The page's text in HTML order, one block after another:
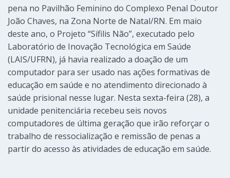
pena no Pavilhão Feminino do Complexo Penal Doutor
João Chaves, na Zona Norte de Natal/RN. Em maio
deste ano, o Projeto “Sífilis Não”, executado pelo
Laboratório de Inovação Tecnológica em Saúde
(LAIS/UFRN), já havia realizado a doação de um
computador para ser usado nas ações formativas de
educação em saúde e no atendimento direcionado à
saúde prisional nesse lugar. Nesta sexta-feira (28), a
unidade penitenciária recebeu seis novos
computadores de última geração que irão reforçar o
trabalho de ressocialização e remissão de penas a
partir do acesso às atividades de educação em saúde.